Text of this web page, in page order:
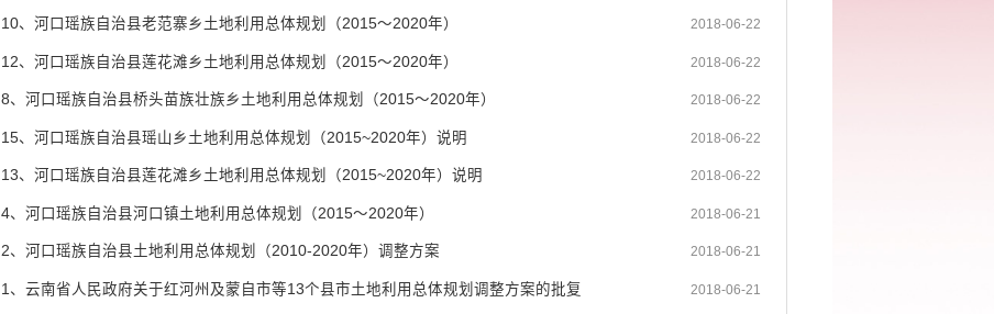
10、河口瑶族自治县老范寨乡土地利用总体规划（2015～2020年） 2018-06-22
12、河口瑶族自治县莲花滩乡土地利用总体规划（2015～2020年） 2018-06-22
8、河口瑶族自治县桥头苗族壮族乡土地利用总体规划（2015～2020年） 2018-06-22
15、河口瑶族自治县瑶山乡土地利用总体规划（2015~2020年）说明 2018-06-22
13、河口瑶族自治县莲花滩乡土地利用总体规划（2015~2020年）说明 2018-06-22
4、河口瑶族自治县河口镇土地利用总体规划（2015～2020年） 2018-06-21
2、河口瑶族自治县土地利用总体规划（2010-2020年）调整方案 2018-06-21
1、云南省人民政府关于红河州及蒙自市等13个县市土地利用总体规划调整方案的批复 2018-06-21